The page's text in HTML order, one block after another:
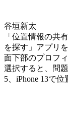
谷垣新太
「位置情報の共
を探す」アプリ
面下部のプロフ
選択すると、問
5、iPhone 13で